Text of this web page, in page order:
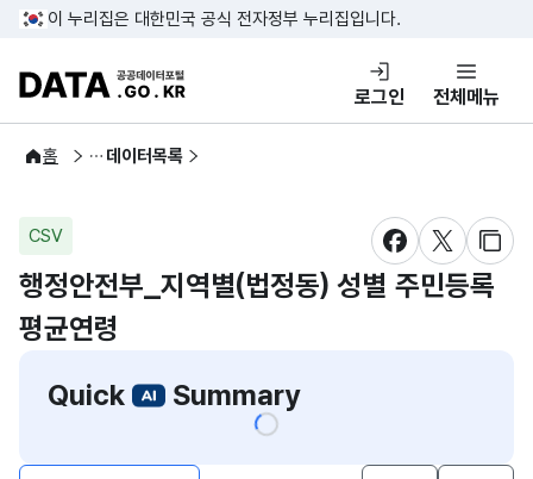
콘텐츠 바로가기
푸터 바로가기
이 누리집은 대한민국 공식 전자정부 누리집입니다.
DATA.GO.KR 공공데이터포털
로그인 전체메뉴
홈
공공데이터 데이터목록
CSV
새창 열림새창 열림
새창
행정안전부_지역별(법정동) 성별 주민등록
평균연령
Quick
Summary